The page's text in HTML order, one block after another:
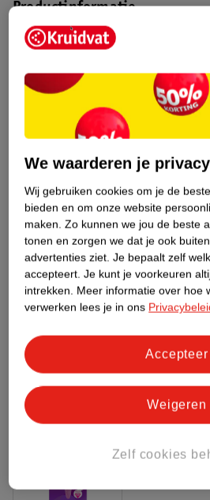
Productinformatie
Dit product
Impact Score.
Meer informatie
Bestel & Bezorginformatie
Bekijk ook
Wilkinson Sword Alle
Hoe controleren wij de reviews?
ANDEREN KOCHTEN OOK
We waarderen je privacy
Wij gebruiken cookies om je de
bieden en om onze website
maken. Zo kunnen we jou de beste
tonen en zorgen we dat je ook
advertenties ziet. Je bepaalt zelf
accepteert. Je kunt je voorkeuren
intrekken. Meer informatie over hoe
verwerken lees je in ons
Zelf cookies
Weigeren
Accepteer